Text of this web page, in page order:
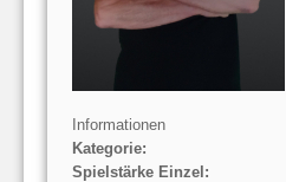
Informationen
Kategorie:
Spielstärke Einzel: